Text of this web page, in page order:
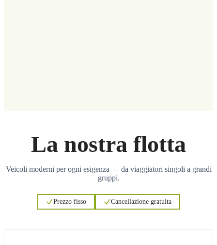
La nostra flotta
Veicoli moderni per ogni esigenza — da viaggiatori singoli a grandi
gruppi.
Prezzo fisso Cancellazione gratuita